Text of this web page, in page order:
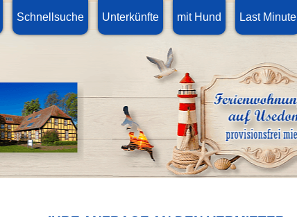
Schnellsuche Unterkünfte mit Hund Last Minute